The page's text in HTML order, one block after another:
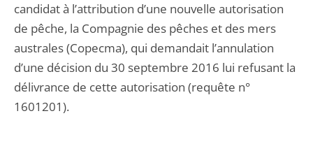
candidat à l’attribution d’une nouvelle autorisation
de pêche, la Compagnie des pêches et des mers
australes (Copecma), qui demandait l’annulation
d’une décision du 30 septembre 2016 lui refusant la
délivrance de cette autorisation (requête n°
1601201).